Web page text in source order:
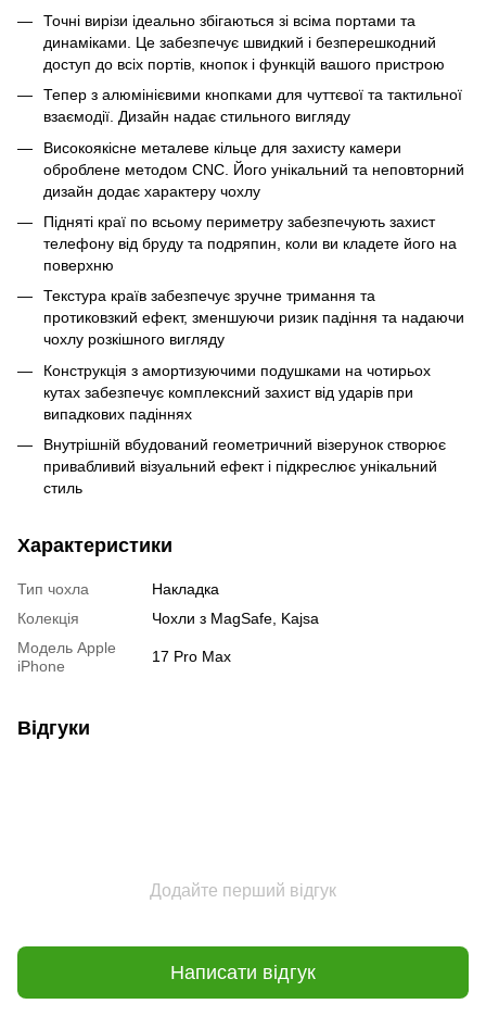
Точні вирізи ідеально збігаються зі всіма портами та
динаміками. Це забезпечує швидкий і безперешкодний
доступ до всіх портів, кнопок і функцій вашого пристрою
Тепер з алюмінієвими кнопками для чуттєвої та тактильної
взаємодії. Дизайн надає стильного вигляду
Високоякісне металеве кільце для захисту камери
оброблене методом CNC. Його унікальний та неповторний
дизайн додає характеру чохлу
Підняті краї по всьому периметру забезпечують захист
телефону від бруду та подряпин, коли ви кладете його на
поверхню
Текстура країв забезпечує зручне тримання та
протиковзкий ефект, зменшуючи ризик падіння та надаючи
чохлу розкішного вигляду
Конструкція з амортизуючими подушками на чотирьох
кутах забезпечує комплексний захист від ударів при
випадкових падіннях
Внутрішній вбудований геометричний візерунок створює
привабливий візуальний ефект і підкреслює унікальний
стиль
Характеристики
Тип чохла
Накладка
Колекція
Чохли з MagSafe, Kajsa
Модель Apple
iPhone
17 Pro Max
Відгуки
Додайте перший відгук
Написати відгук